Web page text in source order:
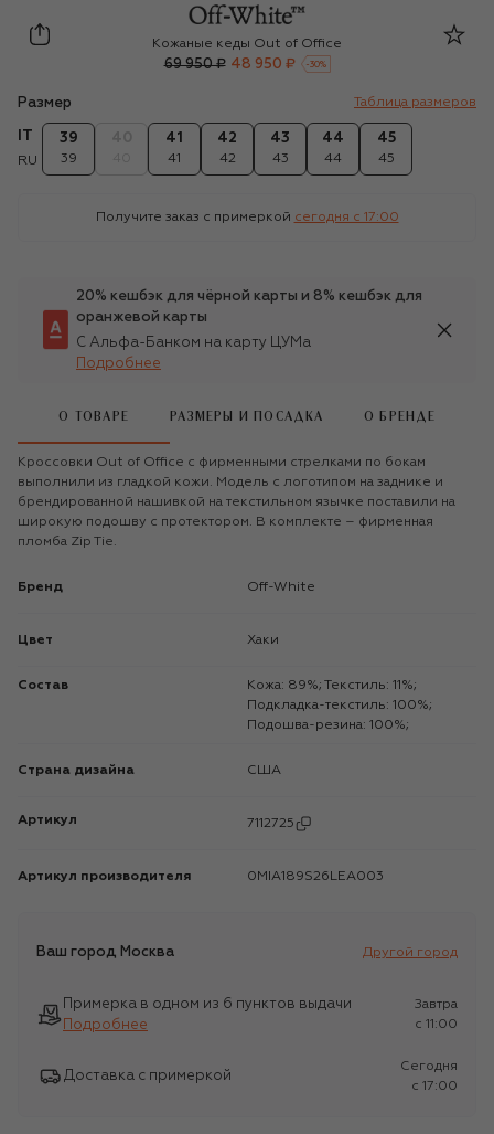
Off-White
Кожаные кеды Out of Office
69 950 ₽ 48 950 ₽ -30%
Размер Таблица размеров
RU
39
39
41
41
42
42
43
43
44
44
45
45
Получите заказ с примеркой сегодня c 17:00
20% кешбэк для чёрной карты и 8% кешбэк для
оранжевой карты
С Альфа-Банком на карту ЦУМа
Подробнее
О ТОВАРЕ РАЗМЕРЫ И ПОСАДКА О БРЕНДЕ
Кроссовки Out of Office с фирменными стрелками по бокам
выполнили из гладкой кожи. Модель с логотипом на заднике и
брендированной нашивкой на текстильном язычке поставили на
широкую подошву с протектором. В комплекте – фирменная
пломба Zip Tie.
Бренд Off-White
Цвет Хаки
Состав
Кожа: 89%; Текстиль: 11%;
Подкладка-текстиль: 100%;
Подошва-резина: 100%;
Страна дизайна США
Артикул 7112725
Артикул производителя 0MIA189S26LEA003
Ваш город Москва Другой город
Примерка в одном из 6 пунктов выдачи
Подробнее
Завтра
c 11:00
Доставка с примеркой
Сегодня
c 17:00